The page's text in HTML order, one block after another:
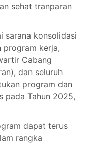
sehat tranparan
sarana konsolidasi
program kerja,
Cabang
dan seluruh
program dan
pada Tahun 2025,
dapat terus
rangka